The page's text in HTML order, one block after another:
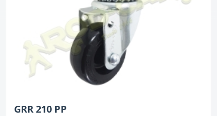
GRR 210 PP